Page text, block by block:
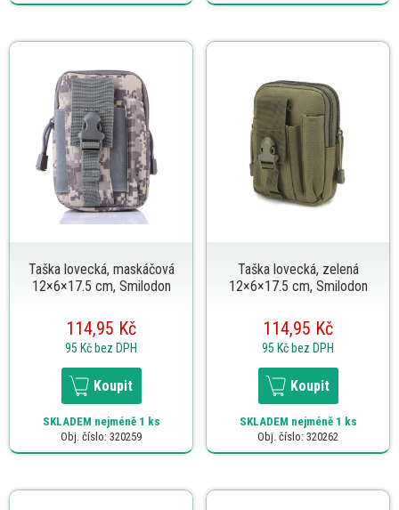
Taška lovecká, maskáčová
12×6×17.5 cm, Smilodon
114,95 Kč
95 Kč bez DPH
Koupit
SKLADEM nejméně 1 ks
Obj. číslo: 320259
Taška lovecká, zelená
12×6×17.5 cm, Smilodon
114,95 Kč
95 Kč bez DPH
Koupit
SKLADEM nejméně 1 ks
Obj. číslo: 320262